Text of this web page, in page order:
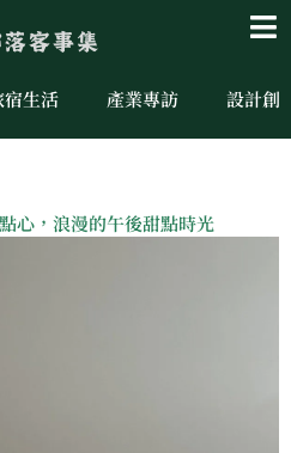
宿生活 產業專訪 設計創
心，浪漫的午後甜點時光